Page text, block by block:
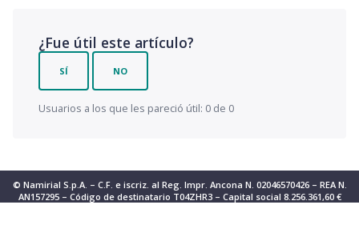
¿Fue útil este artículo?
SÍ NO
Usuarios a los que les pareció útil: 0 de 0
© Namirial S.p.A. – C.F. e iscriz. al Reg. Impr. Ancona N. 02046570426 – REA N.
AN157295 – Código de destinatario T04ZHR3 – Capital social 8.256.361,60 €